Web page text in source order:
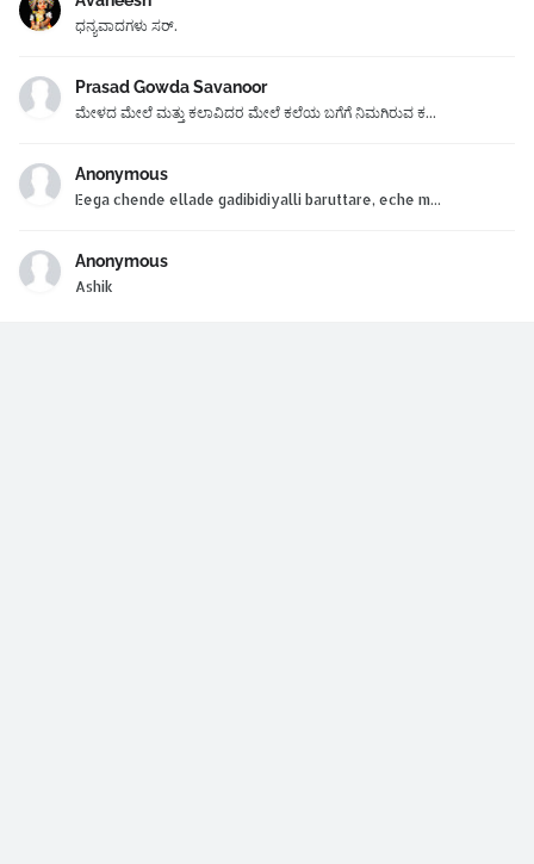
ಧನ್ಯವಾದಗಳು ಸರ್.
Prasad Gowda Savanoor
ಮೇಳದ ಮೇಲೆ ಮತ್ತು ಕಲಾವಿದರ ಮೇಲೆ ಕಲೆಯ ಬಗೆಗೆ ನಿಮಗಿರುವ ಕ...
Anonymous
Eega chende ellade gadibidiyalli baruttare, eche m...
Anonymous
Ashik